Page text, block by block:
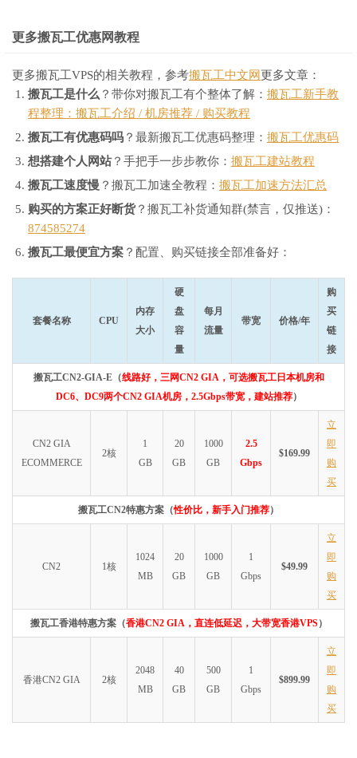
更多搬瓦工优惠网教程
更多搬瓦工VPS的相关教程，参考搬瓦工中文网 更多文章：
搬瓦工是什么 ？带你对搬瓦工有个整体了解： 搬瓦工新手教
程整理：搬瓦工介绍 / 机房推荐 / 购买教程
搬瓦工有优惠码吗 ？最新搬瓦工优惠码整理： 搬瓦工优惠码
想搭建个人网站？手把手一步步教你： 搬瓦工建站教程
搬瓦工速度慢 ？搬瓦工加速全教程： 搬瓦工加速方法汇总
购买的方案正好断货？搬瓦工补货通知群(禁言，仅推送)：
874585274
搬瓦工最便宜方案 ？配置、购买链接全部准备好：
套餐名称 CPU
内存
大小
硬
盘
容
量
每月
流量
带宽 价格/年
购
买
链
接
搬瓦工CN2-GIA-E（线路好，三网CN2 GIA，可选搬瓦工日本机房和
DC6、DC9两个CN2 GIA机房，2.5Gbps带宽，建站推荐）
CN2 GIA
ECOMMERCE
2核
1
GB
20
GB
1000
GB
2.5
Gbps
$169.99
立
即
购
买
搬瓦工CN2特惠方案（性价比，新手入门推荐）
CN2 1核
1024
MB
20
GB
1000
GB
1
Gbps
$49.99
立
即
购
买
搬瓦工香港特惠方案（香港CN2 GIA，直连低延迟，大带宽香港VPS）
香港CN2 GIA 2核
2048
MB
40
GB
500
GB
1
Gbps
$899.99
立
即
购
买